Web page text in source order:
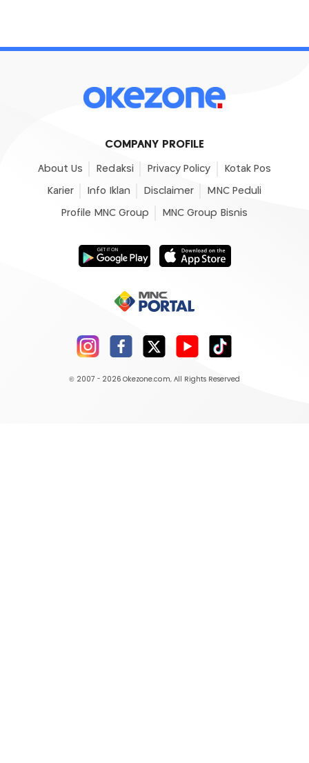
COMPANY PROFILE
About Us Redaksi Privacy Policy Kotak Pos
Karier Info Iklan Disclaimer MNC Peduli
Profile MNC Group MNC Group Bisnis
© 2007 - 2026 Okezone.com, All Rights Reserved